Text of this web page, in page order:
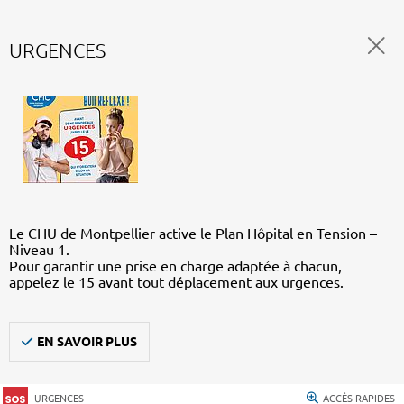
URGENCES
Le CHU de Montpellier active le Plan Hôpital en Tension –
Niveau 1.
Pour garantir une prise en charge adaptée à chacun,
appelez le 15 avant tout déplacement aux urgences.
EN SAVOIR PLUS
URGENCES ACCÈS RAPIDES